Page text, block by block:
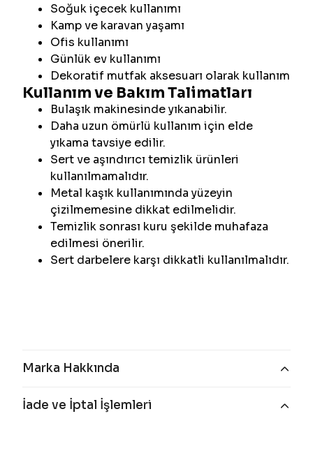
Soğuk içecek kullanımı
Kamp ve karavan yaşamı
Ofis kullanımı
Günlük ev kullanımı
Dekoratif mutfak aksesuarı olarak kullanım
Kullanım ve Bakım Talimatları
Bulaşık makinesinde yıkanabilir.
Daha uzun ömürlü kullanım için elde
yıkama tavsiye edilir.
Sert ve aşındırıcı temizlik ürünleri
kullanılmamalıdır.
Metal kaşık kullanımında yüzeyin
çizilmemesine dikkat edilmelidir.
Temizlik sonrası kuru şekilde muhafaza
edilmesi önerilir.
Sert darbelere karşı dikkatli kullanılmalıdır.
Marka Hakkında
İade ve İptal İşlemleri